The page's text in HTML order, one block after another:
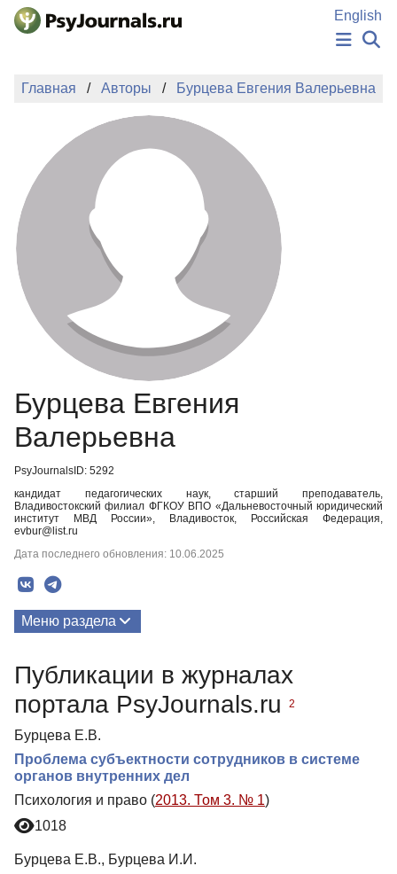
Перейти к основному содержанию
English
НОВОСТИ
АВТОРЫ
ПОДАТЬ РУКОПИСЬ
БАЗА ЗНАНИЙ
КЛЮЧЕВЫЕ СЛОВА
Регистрация
Главная Авторы Бурцева Евгения Валерьевна
Бурцева Евгения
Валерьевна
PsyJournalsID: 5292
кандидат педагогических наук, старший преподаватель,
Владивостокский филиал ФГКОУ ВПО «Дальневосточный юридический
институт МВД России», Владивосток, Российская Федерация,
evbur@list.ru
Дата последнего обновления: 10.06.2025
Меню раздела
Публикации в журналах
портала PsyJournals.ru
2
Бурцева Е.В.
Проблема субъектности сотрудников в системе
органов внутренних дел
Психология и право (2013. Том 3. № 1)
1018
Бурцева Е.В., Бурцева И.И.